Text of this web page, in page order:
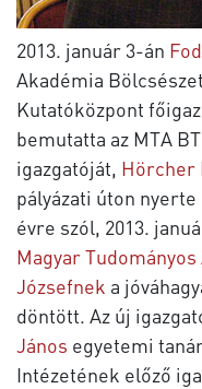
2013. január 3-án
Akadémia
Kutatóközpont
bemutatta az MTA
igazgatóját, Hörcher
pályázati úton
évre szól, 2013.
Magyar
Józsefnek a
döntött. Az új
János egyetemi
Intézetének előző